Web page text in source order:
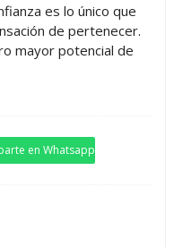
es lo único que
de pertenecer.
mayor potencial de
en Whatsapp